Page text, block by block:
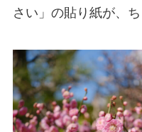
さい」の貼り紙が、